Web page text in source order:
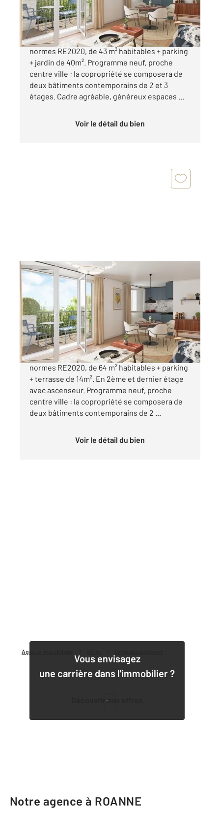
Agence immobilière
150 380 €
Appartement type T2 neuf à vendre à Roanne
normes RE2020, de 43 m² habitables + parking
+ jardin de 40m². Programme neuf, proche
centre ville : la copropriété se composera de
deux bâtiments contemporains de 2 et 3
étages. Cadre agréable, généreux espaces ...
Voir le détail du bien
ROANNE 42
64 m , 3 pièces
Appartement F3 à vendre
187 460 €
Appartement type T3 neuf à vendre à Roanne
normes RE2020, de 64 m² habitables + parking
+ terrasse de 14m². En 2ème et dernier étage
avec ascenseur. Programme neuf, proche
centre ville : la copropriété se composera de
deux bâtiments contemporains de 2 ...
Voir le détail du bien
Vous envisagez
une carrière dans l'immobilier ?
Découvrir nos offres
Notre agence à ROANNE